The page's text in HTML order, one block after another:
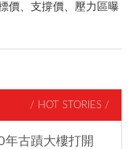
價、支撐價、壓力區曝
/ HOT STORIES /
古蹟大樓打開